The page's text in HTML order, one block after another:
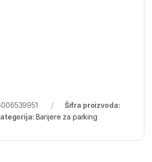
Šifra proizvoda:
Barijere za parking